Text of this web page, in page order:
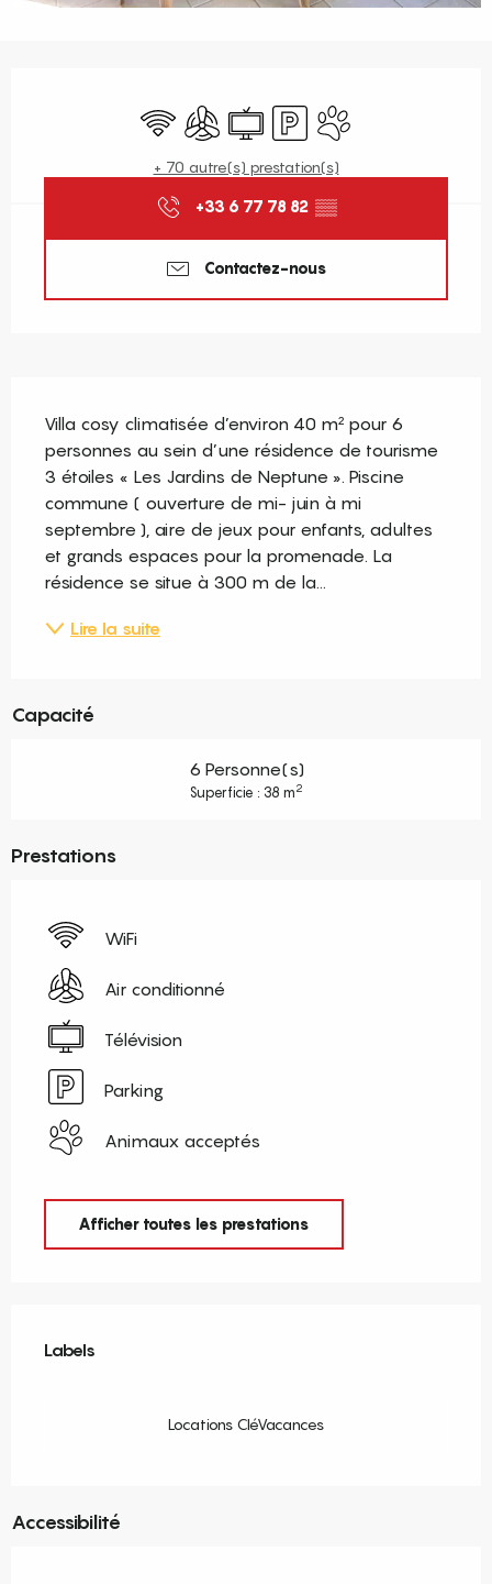
WiFi Air conditionné
Télévision
ParkingAnimaux acceptés
+ 70 autre(s) prestation(s)
+33 6 77 78 82 ▒▒
Contactez-nous
Villa cosy climatisée d’environ 40 m² pour 6
personnes au sein d’une résidence de tourisme
3 étoiles « Les Jardins de Neptune ». Piscine
commune ( ouverture de mi- juin à mi
septembre ), aire de jeux pour enfants, adultes
et grands espaces pour la promenade. La
résidence se situe à 300 m de la...
Lire la suite
Capacité
6 Personne(s)
Superficie : 38 m2
Prestations
WiFi
Air conditionné
Télévision
Parking
Animaux acceptés
Afficher toutes les prestations
Labels
Labels
Locations CléVacances
Accessibilité